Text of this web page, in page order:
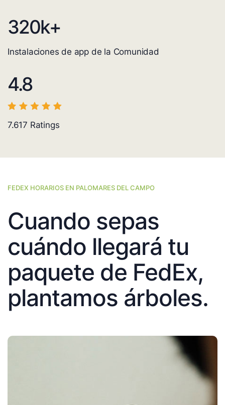
320k+
Instalaciones de app de la Comunidad
4.8
7.617 Ratings
FEDEX HORARIOS EN PALOMARES DEL CAMPO
Cuando sepas
cuándo llegará tu
paquete de FedEx,
plantamos árboles.